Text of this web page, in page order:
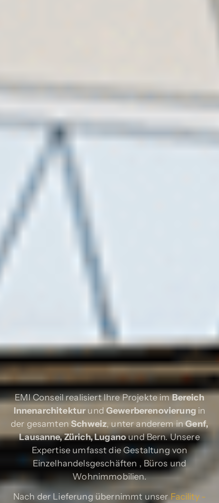
EMI Conseil realisiert Ihre Projekte imBereich
Innenarchitektur und Gewerberenovierung in
der gesamtenSchweiz, unter anderem inGenf,
Lausanne, Zürich, Luganound Bern. Unsere
Expertise umfasst die Gestaltung von
Einzelhandelsgeschäften , Büros und
Wohnimmobilien.
Nach der Lieferung übernimmt unser Facility -